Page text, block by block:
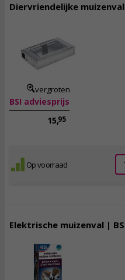
Diervriendelijke
vergroten
BSI adviesprijs
15,95
Op voorraad
Elektrische muizenval |